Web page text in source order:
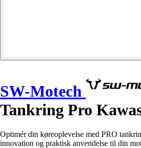
SW-Motech
Tankring Pro
Optimér din køreoplevelse med PRO
innovation og praktisk anvendelse til din